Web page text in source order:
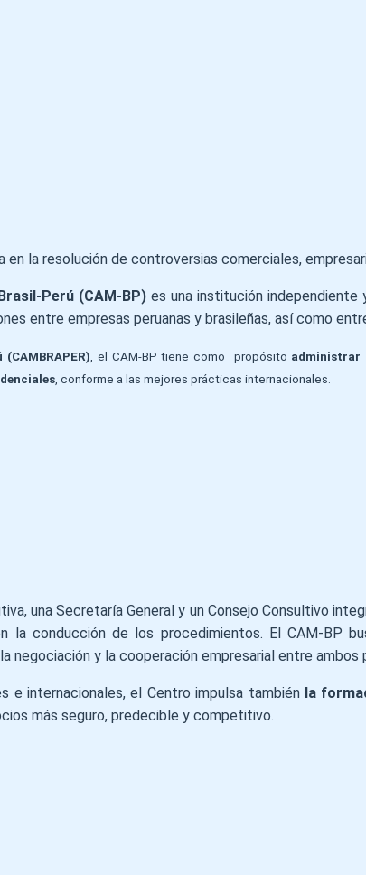
la resolución de controversias comerciales,
Perú (CAM-BP) es una institución independiente
entre empresas peruanas y brasileñas, así como
, el CAM-BP tiene como propósito administrar
, conforme a las mejores prácticas internacionales.
una Secretaría General y un Consejo Consultivo
la conducción de los procedimientos. El CAM-BP
negociación y la cooperación empresarial entre ambos
e internacionales, el Centro impulsa también la
más seguro, predecible y competitivo.